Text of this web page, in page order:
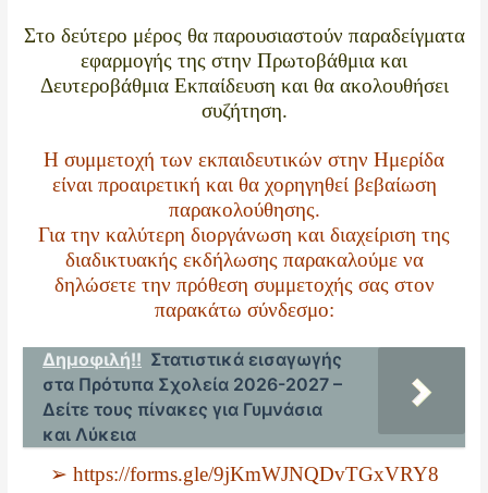
Στο δεύτερο μέρος θα παρουσιαστούν παραδείγματα
εφαρμογής της στην Πρωτοβάθμια και
Δευτεροβάθμια Εκπαίδευση και θα ακολουθήσει
συζήτηση.
Η συμμετοχή των εκπαιδευτικών στην Ημερίδα
είναι προαιρετική και θα χορηγηθεί βεβαίωση
παρακολούθησης.
Για την καλύτερη διοργάνωση και διαχείριση της
διαδικτυακής εκδήλωσης παρακαλούμε να
δηλώσετε την πρόθεση συμμετοχής σας στον
παρακάτω σύνδεσμο:
Δημοφιλή!! Στατιστικά εισαγωγής
στα Πρότυπα Σχολεία 2026-2027 –
Δείτε τους πίνακες για Γυμνάσια
και Λύκεια
➢ https://forms.gle/9jKmWJNQDvTGxVRY8